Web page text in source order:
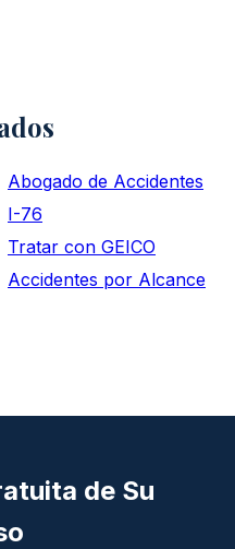
Abogado de Accidentes
I-76
Tratar con GEICO
Accidentes por Alcance
de Su